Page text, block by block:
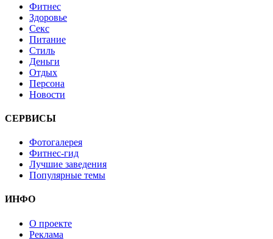
Фитнес
Здоровье
Секс
Питание
Стиль
Деньги
Отдых
Персона
Новости
СЕРВИСЫ
Фотогалерея
Фитнес-гид
Лучшие заведения
Популярные темы
ИНФО
О проекте
Реклама